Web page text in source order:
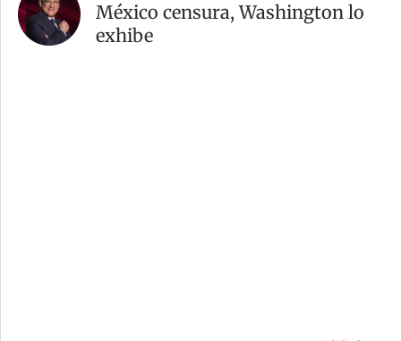
México censura, Washington lo
exhibe